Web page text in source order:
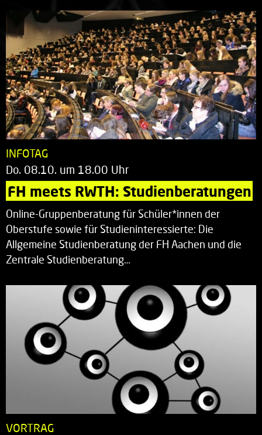
INFOTAG
Do. 08.10. um 18.00 Uhr
FH meets RWTH: Studienberatungen
Online-Gruppenberatung für Schüler*innen der
Oberstufe sowie für Studieninteressierte: Die
Allgemeine Studienberatung der FH Aachen und die
Zentrale Studienberatung…
VORTRAG